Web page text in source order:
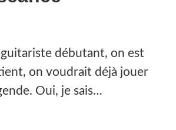
débutant, on est
on voudrait déjà jouer
Oui, je sais…